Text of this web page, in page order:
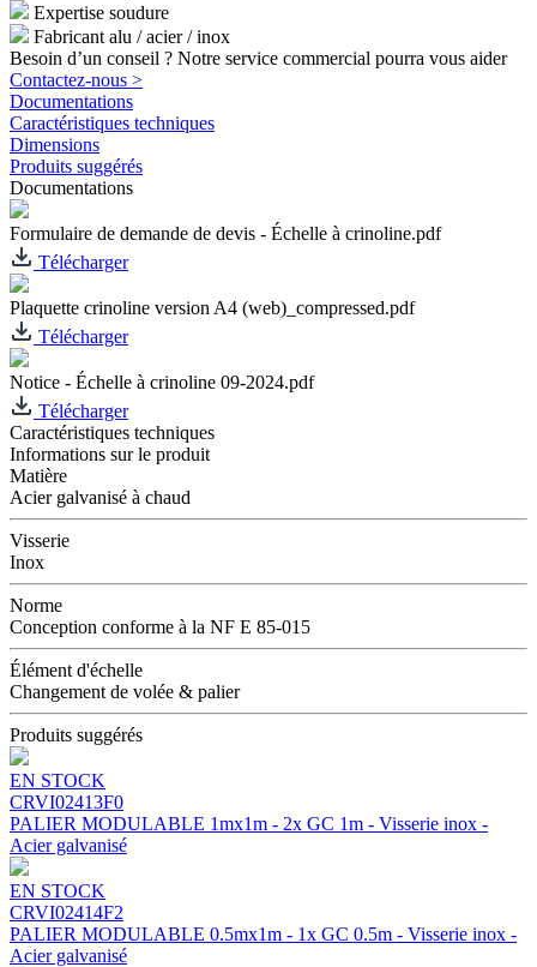
Expertise soudure
Fabricant alu / acier / inox
Besoin d’un conseil ? Notre service commercial pourra vous aider
Contactez-nous >
Documentations
Caractéristiques techniques
Dimensions
Produits suggérés
Documentations
Formulaire de demande de devis - Échelle à crinoline.pdf
Télécharger
Plaquette crinoline version A4 (web)_compressed.pdf
Télécharger
Notice - Échelle à crinoline 09-2024.pdf
Télécharger
Caractéristiques techniques
Informations sur le produit
Matière
Acier galvanisé à chaud
Visserie
Inox
Norme
Conception conforme à la NF E 85-015
Élément d'échelle
Changement de volée & palier
Produits suggérés
EN STOCK
CRVI02413F0
PALIER MODULABLE 1mx1m - 2x GC 1m - Visserie inox -
Acier galvanisé
EN STOCK
CRVI02414F2
PALIER MODULABLE 0.5mx1m - 1x GC 0.5m - Visserie inox -
Acier galvanisé